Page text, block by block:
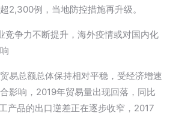
2,300例，当地防控措施再升级。
竞争力不断提升，海外疫情或对国内化
易总额总体保持相对平稳，受经济增速
影响，2019年贸易量出现回落，同比
产品的出口逆差正在逐步收窄，2017